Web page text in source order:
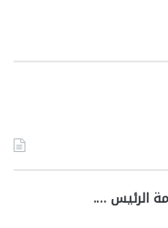
الرئيس ….